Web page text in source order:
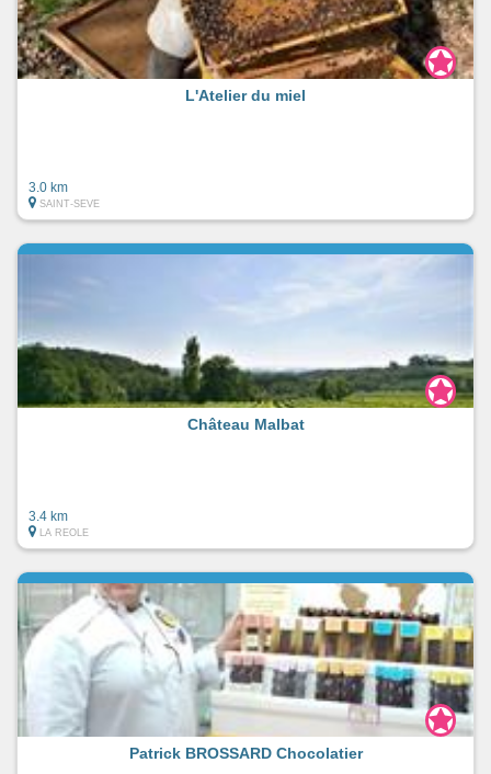
L'Atelier du miel
3.0 km
SAINT-SEVE
Château Malbat
3.4 km
LA REOLE
Patrick BROSSARD Chocolatier